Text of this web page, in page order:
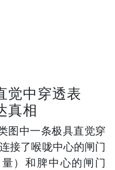
觉中穿透表
真相
图中一条极具直觉穿
接了喉咙中心的闸门
）和脾中心的闸门